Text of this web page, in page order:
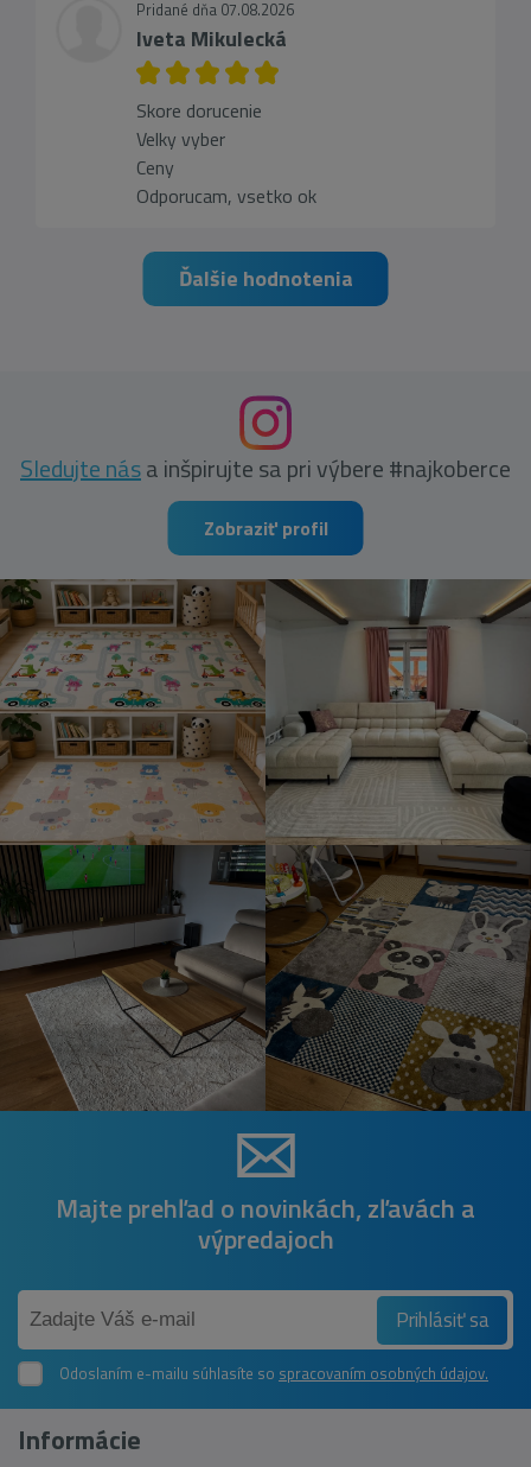
Pridané dňa 07.08.2026
Iveta Mikulecká
Skore dorucenie
Velky vyber
Ceny
Odporucam, vsetko ok
Ďalšie hodnotenia
Sledujte nása inšpirujte sa pri výbere #najkoberce
Zobraziť profil
Majte prehľad o novinkách, zľavách a
výpredajoch
Prihlásiť sa
Odoslaním e-mailu súhlasíte so spracovaním osobných údajov.
Informácie